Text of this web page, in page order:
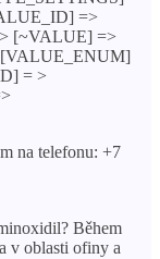
=>
[~VALUE] =>
= >
na telefonu: +7
Během
v oblasti ofiny a